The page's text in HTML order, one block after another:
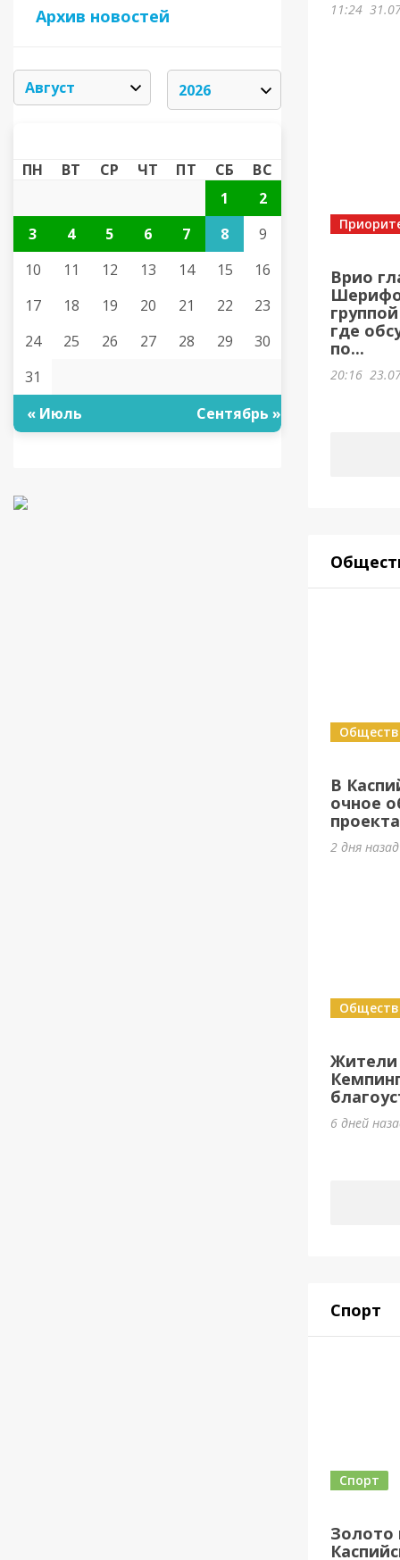
Архив новостей
ПН ВТ СР ЧТ ПТ СБ
ВС
1
2
3
4 5 6 7 8
9
10
11 12 13 14 15
16
17
18 19 20 21 22
23
24
25 26 27 28 29
30
31
« Июль
Сентябрь »
11:24
Врио
где
по...
20:16
В
очное
2 дня
Жители
6 дней
Спорт
Золото
Спорт